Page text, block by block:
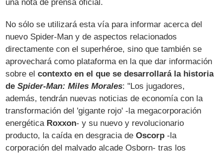
una nota de prensa oficial.
No sólo se utilizará esta vía para informar acerca del
nuevo Spider-Man y de aspectos relacionados
directamente con el superhéroe, sino que también se
aprovechará como plataforma en la que dar información
sobre elcontexto en el que se desarrollará la historia
deSpider-Man: Miles Morales: "Los jugadores,
además, tendrán nuevas noticias de economía con la
transformación del 'gigante rojo' -la megacorporación
energética Roxxon- y su nuevo y revolucionario
producto, la caída en desgracia deOscorp -la
corporación del malvado alcade Osborn- tras los